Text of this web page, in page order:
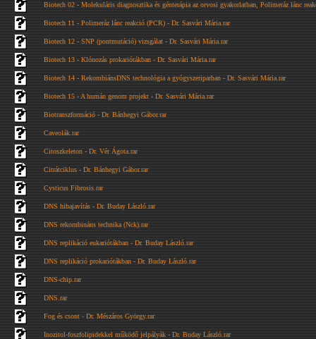
Biotech 02 - Molekuláris diagnosztika és génterápia az orvosi gyakorlatban, Polimeráz lánc
Biotech 11 - Polimeráz lánc reakció (PCR) - Dr. Sasvári Mária.rar
Biotech 12 - SNP (pontmutáció) vizsgálat - Dr. Sasvári Mária.rar
Biotech 13 - Klónozás prokariótákban - Dr. Sasvári Mária.rar
Biotech 14 - RekombiánsDNS technológia a gyógyszeriparban - Dr. Sasvári Mária.rar
Biotech 15 - A humán genom projekt - Dr. Sasvári Mária.rar
Biotranszformáció - Dr. Bánhegyi Gábor.rar
Caveolák.rar
Citoszkeleton - Dr. Vér Ágota.rar
Citrátciklus - Dr. Bánhegyi Gábor.rar
Cysticus Fibrosis.rar
DNS hibajavítás - Dr. Buday László.rar
DNS rekornbináns technika (Nck).rar
DNS replikáció eukariótákban - Dr. Buday László.rar
DNS replikáció prokariótákban - Dr. Buday László.rar
DNS-chip.rar
DNS.rar
Fog és csont - Dr. Mészáros György.rar
Inozitol-foszfolipidekkel működő jelpályák - Dr. Buday László.rar